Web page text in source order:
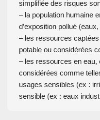
simplifiée des risques
– la population humaine
d’exposition pollué
– les ressources captées
potable ou considérées
– les ressources en eau,
considérées comme
usages sensibles (ex :
sensible (ex : eaux